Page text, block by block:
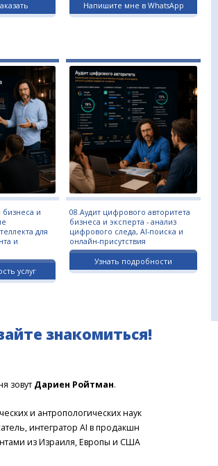
Напишите мне в WhatsApp
бизнеса и
для
и
услуг
08.Аудит цифрового авторитета
бизнеса и эксперта - анализ
цифрового следа, AI-поиска и
онлайн-присутствия
Узнать подробности
знакомиться!
зовут Дариен Ройтман.
и антропологических наук
интегратор AI в продакшн
из Израиля, Европы и США